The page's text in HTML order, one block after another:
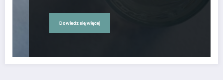
Dowiedz się więcej